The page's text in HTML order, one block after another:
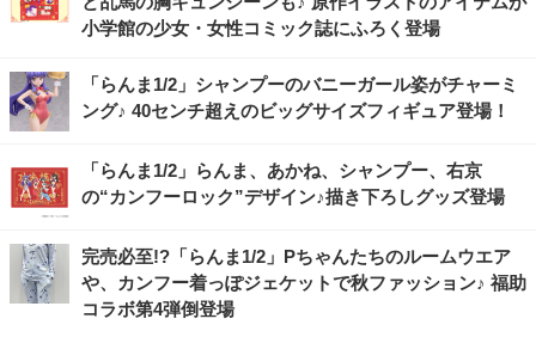
小学館の少女・女性コミック誌にふろく登場
「らんま1/2」シャンプーのバニーガール姿がチャーミ
ング♪ 40センチ超えのビッグサイズフィギュア登場！
「らんま1/2」らんま、あかね、シャンプー、右京
の“カンフーロック”デザイン♪描き下ろしグッズ登場
完売必至!?「らんま1/2」Pちゃんたちのルームウエア
や、カンフー着っぽジェケットで秋ファッション♪ 福助
コラボ第4弾倒登場